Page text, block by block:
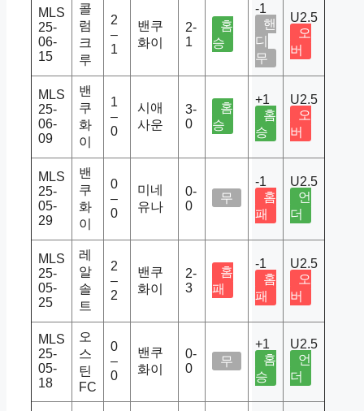
MLS
25-
06-
15
콜
럼
크
루
2
–
1
밴쿠
화이
2-
1
홈
승
-1
핸
디
무
U2.5
오
버
MLS
25-
06-
09
밴
쿠
화
이
1
–
0
시애
사운
3-
0
홈
승
+1
홈
승
U2.5
오
버
MLS
25-
05-
29
밴
쿠
화
이
0
–
0
미네
유나
0-
0
무
-1
홈
패
U2.5
언
더
MLS
25-
05-
25
레
알
솔
트
2
–
2
밴쿠
화이
2-
3
홈
패
-1
홈
패
U2.5
오
버
MLS
25-
05-
18
오
스
틴
FC
0
–
0
밴쿠
화이
0-
0
무
+1
홈
승
U2.5
언
더